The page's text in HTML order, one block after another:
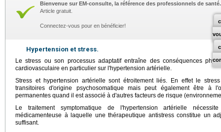
Bienvenue sur EM-consulte, la référence des professionnels de santé.
Article gratuit.
Connectez-vous pour en bénéficier!
Hypertension et stress.
Le stress ou son processus adaptatif entraîne des conséquences
cardiovasculaire en particulier sur l'hypertension artérielle.
Stress et hypertension artérielle sont étroitement liés. En effet le
transitoires d'origine psychosomatique mais peut également être à
permanentes quand il est associé à d'autres facteurs de risque
Le traitement symptomatique de l'hypertension artérielle
médicamenteuse à laquelle une thérapeutique antistress constitue un
suffisant.